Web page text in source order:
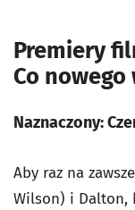
Premiery
Co nowego
Naznaczony:
Aby raz na
Wilson) i Dalton,